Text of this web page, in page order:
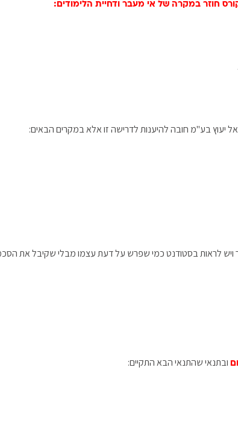
חוזר במקרה של אי מעבר ודחיית הלימודים:
יעוץ בע"מ חובה להיענות לדרישה זו אלא במקרים הבאים:
ויש לראות בסטודנט כמי שפרש על דעת עצמו מבלי שקיבל את
ובתנאי שהתנאי הבא התקיים: